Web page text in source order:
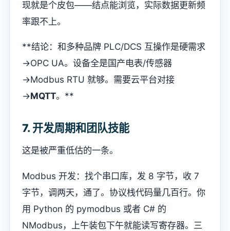
现就是个皮包——结点能浏览，实际数据更新频
率跟不上。
**结论：和多种品牌 PLC/DCS 互操作是硬需求
→OPC UA。设备全是国产电表/传感器
→Modbus RTU 就够。需要云平台对接
→MQTT。**
7. 开发周期和团队技能
这是被严重低估的一条。
Modbus 开发：找个串口库，发 8 字节，收 7
字节，调两天，通了。协议栈代码量几百行。你
用 Python 的 pymodbus 或者 C# 的
NModbus，上午装包下午就能读写寄存器。三